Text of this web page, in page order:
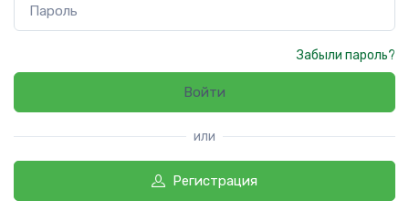
Забыли пароль?
Войти
или
Регистрация